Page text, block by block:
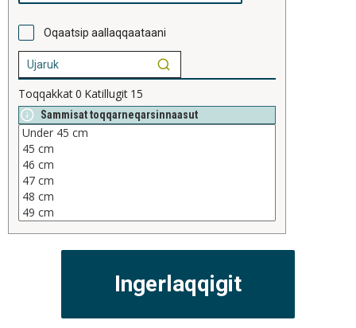
Oqaatsip aallaqqaataani
Toqqakkat0 Katillugit 15
Sammisat toqqarneqarsinnaasut